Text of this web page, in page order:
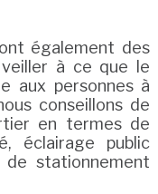
également des
à ce que le
aux personnes à
conseillons de
en termes de
éclairage public
stationnement